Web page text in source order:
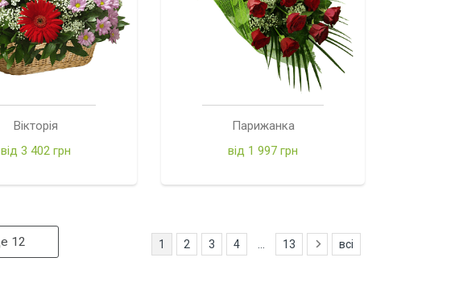
Вікторія
від 3 402 грн
Парижанка
від 1 997 грн
12 1 2 3 4 13 всі